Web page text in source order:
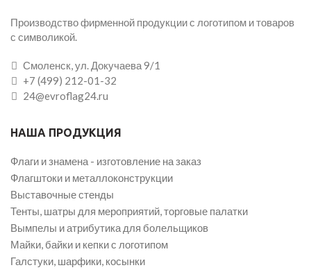
Производство фирменной продукции с логотипом и товаров
с символикой.
Смоленск, ул. Докучаева 9/1
+7 (499) 212-01-32
24@evroflag24.ru
НАША ПРОДУКЦИЯ
Флаги и знамена - изготовление на заказ
Флагштоки и металлоконструкции
Выставочные стенды
Тенты, шатры для мероприятий, торговые палатки
Вымпелы и атрибутика для болельщиков
Майки, байки и кепки с логотипом
Галстуки, шарфики, косынки